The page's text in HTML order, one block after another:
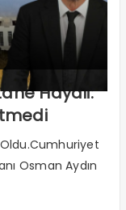
Hayali:
Osman Aydın